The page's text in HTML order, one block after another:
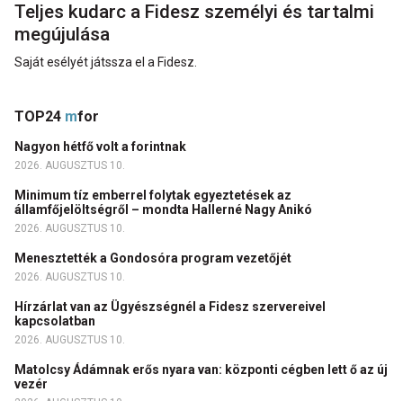
Teljes kudarc a Fidesz személyi és tartalmi
megújulása
Saját esélyét játssza el a Fidesz.
TOP24 mfor
Nagyon hétfő volt a forintnak
2026. AUGUSZTUS 10.
Minimum tíz emberrel folytak egyeztetések az
államfőjelöltségről – mondta Hallerné Nagy Anikó
2026. AUGUSZTUS 10.
Menesztették a Gondosóra program vezetőjét
2026. AUGUSZTUS 10.
Hírzárlat van az Ügyészségnél a Fidesz szervereivel
kapcsolatban
2026. AUGUSZTUS 10.
Matolcsy Ádámnak erős nyara van: központi cégben lett ő az új
vezér